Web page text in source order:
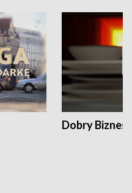
Dobry Biznes